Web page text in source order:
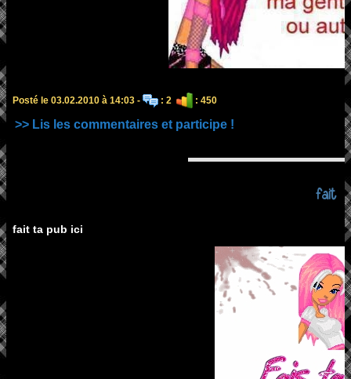
Posté le 03.02.2010 à 14:03 - : 2 : 450
>> Lis les commentaires et participe !
fait
fait ta pub ici